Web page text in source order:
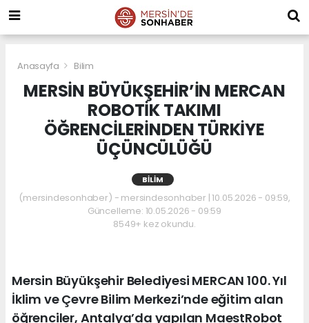
Anasayfa Bilim
MERSİN BÜYÜKŞEHİR’İN MERCAN
ROBOTİK TAKIMI
ÖĞRENCİLERİNDEN TÜRKİYE
ÜÇÜNCÜLÜĞÜ
BILIM
(mersindesonhaber) - mersindesonhaber | 10.05.2026 - 09:59,
Güncelleme: 10.05.2026 - 09:59
8549+ kez okundu.
Mersin Büyükşehir Belediyesi MERCAN 100. Yıl
İklim ve Çevre Bilim Merkezi’nde eğitim alan
öğrenciler, Antalya’da yapılan MaestRobot